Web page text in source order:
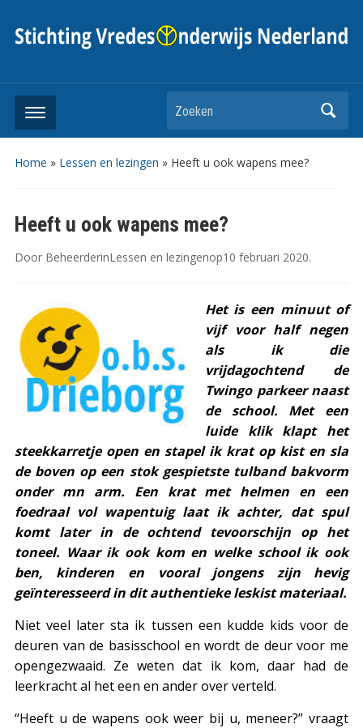
Zoeken
Home » Lessen en lezingen » Heeft u ook wapens mee?
Heeft u ook wapens mee?
Door BeheerderinLessen en lezingenop10 februari 2020.
Het is een minuut of
vijf voor half negen
als ik die
vrijdagochtend de
Twingo parkeer naast
de school. Met een
luide klik klapt het
steekkarretje open en stapel ik krat op kist en sla
de boven op een stok gespietste tulband bakvorm
onder mn arm. Een krat met helmen en een
foedraal vol wapentuig laat ik achter, dat spul
komt later in de ochtend tevoorschijn op het
toneel. Waar ik ook kom en welke school ik ook
ben, kinderen en vooral jongens zijn hevig
geïnteresseerd in dit authentieke leskist materiaal.
Niet veel later sta ik tussen een kudde kids voor de
deuren van de basisschool en wordt de deur voor me
opengezwaaid. Ze weten dat ik kom, daar had de
leerkracht al het een en ander over verteld.
“Heeft u de wapens ook weer bij u, meneer?” vraagt